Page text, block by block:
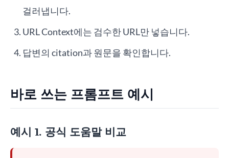
걸러냅니다.
URL Context에는 검수한 URL만 넣습니다.
답변의 citation과 원문을 확인합니다.
바로 쓰는 프롬프트 예시
예시 1. 공식 도움말 비교